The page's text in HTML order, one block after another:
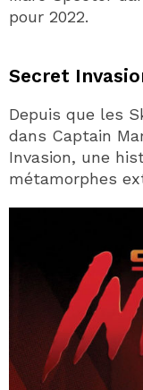
pour 2022.
Secret
Depuis que les
dans Captain
Invasion, une
métamorphes